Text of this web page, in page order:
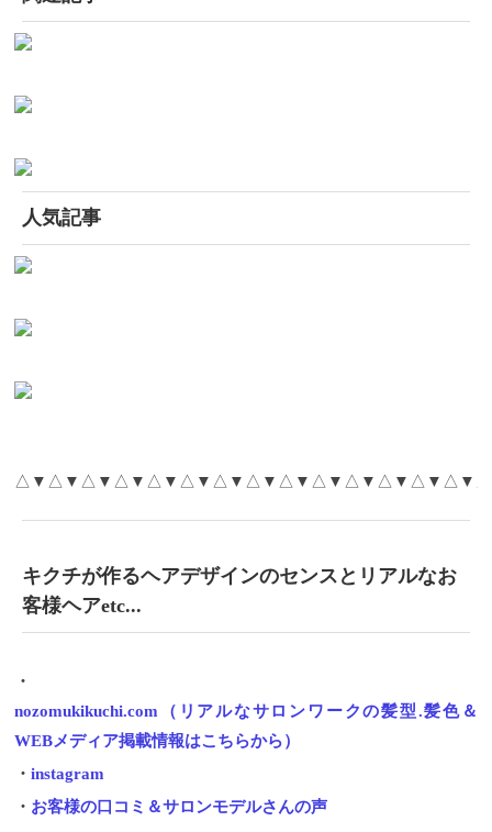
人気記事
キクチが作るヘアデザインのセンスとリアルなお
客様ヘアetc...
・
nozomukikuchi.com（リアルなサロンワークの髪型.髪色＆
WEBメディア掲載情報はこちらから）
・ instagram
・ お客様の口コミ＆サロンモデルさんの声